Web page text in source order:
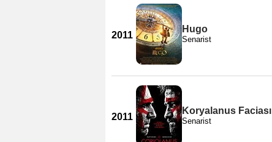
2011
Hugo
Senarist
2011
Koryalanus Faciası
Senarist